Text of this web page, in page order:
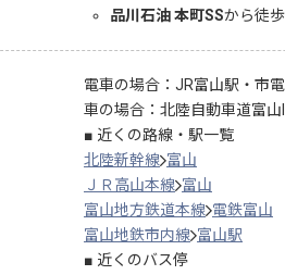
品川石油 本町SSから徒歩
電車の場合：JR富山駅・市
車の場合：北陸自動車道富
近くの路線・駅一覧
北陸新幹線 富山
ＪＲ高山本線 富山
富山地方鉄道本線 電鉄富山
富山地鉄市内線 富山駅
近くのバス停